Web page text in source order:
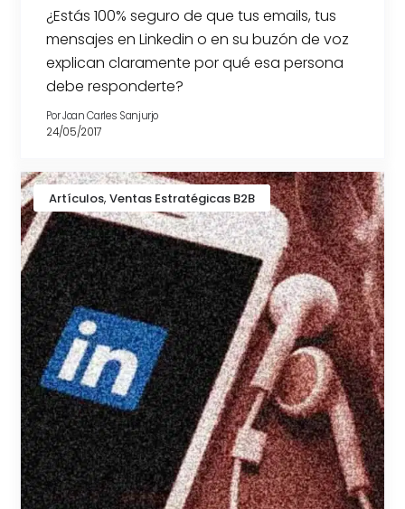
¿Estás 100% seguro de que tus emails, tus
mensajes en Linkedin o en su buzón de voz
explican claramente por qué esa persona
debe responderte?
PorJoan Carles Sanjurjo
24/05/2017
Artículos,Ventas Estratégicas B2B